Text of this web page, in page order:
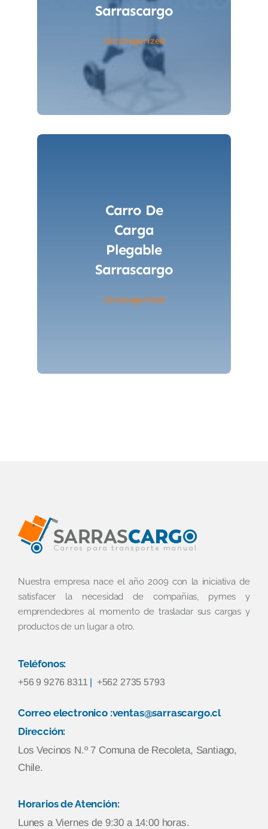
Sarrascargo
Uncategorized
Carro De
Carga
Plegable
Sarrascargo
Uncategorized
Nuestra empresa nace el año 2009 con la iniciativa de
satisfacer la necesidad de compañías, pymes y
emprendedores al momento de trasladar sus cargas y
productos de un lugar a otro.
Teléfonos:
+56 9 9276 8311 | +562 2735 5793
Correo electronico :ventas@sarrascargo.cl
Dirección:
Los Vecinos N.º 7 Comuna de Recoleta, Santiago,
Chile.
Horarios de Atención:
Lunes a Viernes de 9:30 a 14:00 horas.